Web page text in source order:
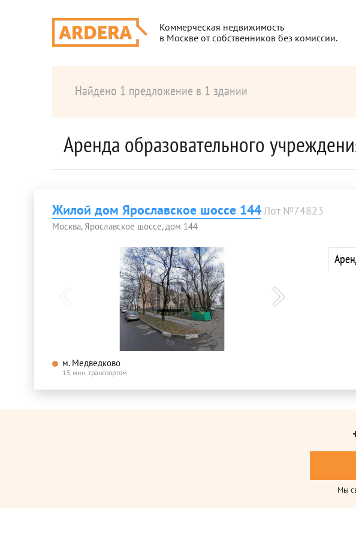
Коммерческая недвижимость
в Москве от собственников без комиссии.
Найдено 1 предложение в 1 здании
Аренда образовательного
Жилой дом Ярославское шоссе 144Лот №74823
Москва, Ярославское шоссе, дом 144
м. Медведково
15 мин. транспортом
Мы